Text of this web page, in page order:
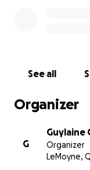
See all
Organizer
G
Guylaine
Organizer
LeMoyne,